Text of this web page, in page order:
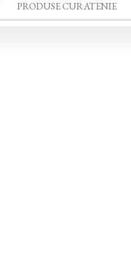
PRODUSE CURATENIE